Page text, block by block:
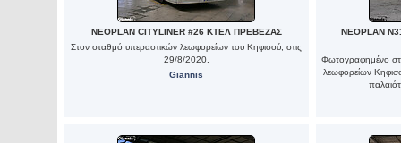
NEOPLAN CITYLINER #26 ΚΤΕΛ ΠΡΕΒΕΖΑΣ
Στον σταθμό υπεραστικών λεωφορείων του Κηφισού, στις
29/8/2020.
Giannis
NEOPLAN
Φωτογραφημένο
λεωφορείων